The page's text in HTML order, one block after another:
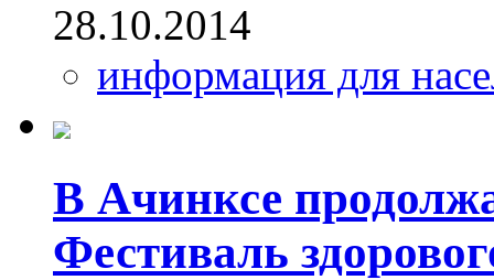
28.10.2014
информация для
В Ачинксе
Фестиваль